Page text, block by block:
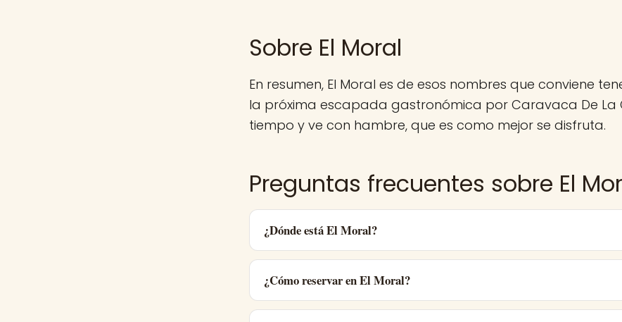
Sobre El Moral
En resumen, El Moral es de esos nombres que conviene
la próxima escapada gastronómica por Caravaca De La
tiempo y ve con hambre, que es como mejor se disfruta.
Preguntas frecuentes sobre El
¿Dónde está El Moral?
¿Cómo reservar en El Moral?